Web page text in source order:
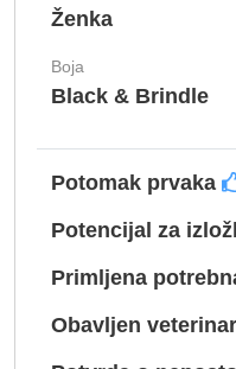
Ženka
Boja
Black & Brindle
Potomak prvaka
Potencijal za
Primljena
Obavljen